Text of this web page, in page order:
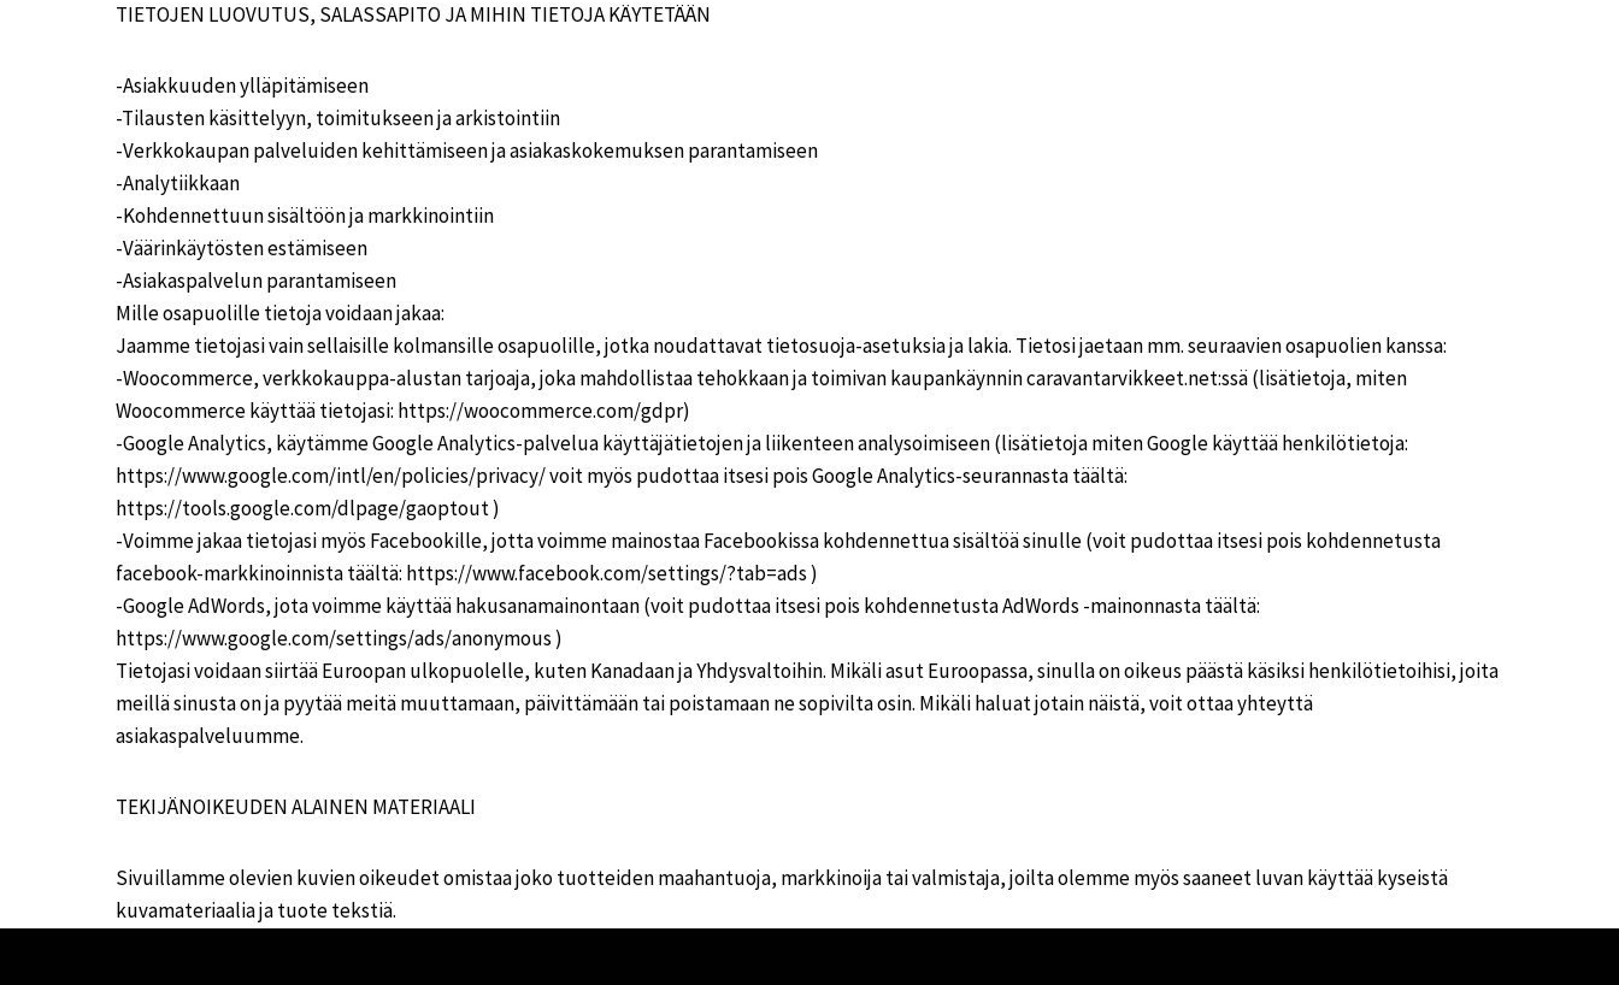
TIETOJEN LUOVUTUS, SALASSAPITO JA MIHIN TIETOJA KÄYTETÄÄN
-Asiakkuuden ylläpitämiseen
-Tilausten käsittelyyn, toimitukseen ja arkistointiin
-Verkkokaupan palveluiden kehittämiseen ja asiakaskokemuksen parantamiseen
-Analytiikkaan
-Kohdennettuun sisältöön ja markkinointiin
-Väärinkäytösten estämiseen
-Asiakaspalvelun parantamiseen
Mille osapuolille tietoja voidaan jakaa:
Jaamme tietojasi vain sellaisille kolmansille osapuolille, jotka noudattavat tietosuoja-asetuksia ja lakia. Tietosi jaetaan mm. seuraavien osapuolien kanssa:
-Woocommerce, verkkokauppa-alustan tarjoaja, joka mahdollistaa tehokkaan ja toimivan kaupankäynnin caravantarvikkeet.net:ssä (lisätietoja, miten
Woocommerce käyttää tietojasi: https://woocommerce.com/gdpr)
-Google Analytics, käytämme Google Analytics-palvelua käyttäjätietojen ja liikenteen analysoimiseen (lisätietoja miten Google käyttää henkilötietoja:
https://www.google.com/intl/en/policies/privacy/ voit myös pudottaa itsesi pois Google Analytics-seurannasta täältä:
https://tools.google.com/dlpage/gaoptout )
-Voimme jakaa tietojasi myös Facebookille, jotta voimme mainostaa Facebookissa kohdennettua sisältöä sinulle (voit pudottaa itsesi pois kohdennetusta
facebook-markkinoinnista täältä: https://www.facebook.com/settings/?tab=ads )
-Google AdWords, jota voimme käyttää hakusanamainontaan (voit pudottaa itsesi pois kohdennetusta AdWords -mainonnasta täältä:
https://www.google.com/settings/ads/anonymous )
Tietojasi voidaan siirtää Euroopan ulkopuolelle, kuten Kanadaan ja Yhdysvaltoihin. Mikäli asut Euroopassa, sinulla on oikeus päästä käsiksi henkilötietoihisi, joita
meillä sinusta on ja pyytää meitä muuttamaan, päivittämään tai poistamaan ne sopivilta osin. Mikäli haluat jotain näistä, voit ottaa yhteyttä
asiakaspalveluumme.
TEKIJÄNOIKEUDEN ALAINEN MATERIAALI
Sivuillamme olevien kuvien oikeudet omistaa joko tuotteiden maahantuoja, markkinoija tai valmistaja, joilta olemme myös saaneet luvan käyttää kyseistä
kuvamateriaalia ja tuote tekstiä.